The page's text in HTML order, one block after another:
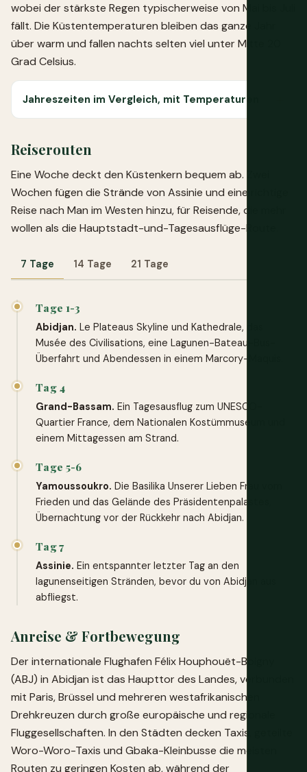
wobei der stärkste Regen typischerweise von Mai bis Juli
fällt. Die Küstentemperaturen bleiben das ganze Jahr
über warm und fallen nachts selten viel unter Mitte 20
Grad Celsius.
Jahreszeiten im Vergleich, mit Temperaturen
Reiserouten
Eine Woche deckt den Küstenkern bequem ab. Zwei
Wochen fügen die Strände von Assinie und eine richtige
Reise nach Man im Westen hinzu, für Reisende, die mehr
wollen als die Hauptstadt-und-Tagesausflüge-Route.
7 Tage 14 Tage 21 Tage
Tage 1-3
Abidjan. Le Plateaus Skyline und Kathedrale, das
Musée des Civilisations, eine Lagunen-Bateau-Bus-
Überfahrt und Abendessen in einem Marcory-Maquis.
Tag 4
Grand-Bassam. Ein Tagesausflug zum UNESCO-
Quartier France, dem Nationalen Kostümmuseum und
einem Mittagessen am Strand.
Tage 5-6
Yamoussoukro. Die Basilika Unserer Lieben Frau vom
Frieden und das Gelände des Präsidentenpalastes,
Übernachtung vor der Rückkehr nach Abidjan.
Tag 7
Assinie. Ein entspannter letzter Tag an den
lagunenseitigen Stränden, bevor du von Abidjan aus
abfliegst.
Anreise & Fortbewegung
Der internationale Flughafen Félix Houphouët-Boigny
(ABJ) in Abidjan ist das Haupttor des Landes, verbunden
mit Paris, Brüssel und mehreren westafrikanischen
Drehkreuzen durch große europäische und regionale
Fluggesellschaften. In den Städten decken Taxis, geteilte
Woro-Woro-Taxis und Gbaka-Kleinbusse die meisten
Routen zu geringen Kosten ab, während der